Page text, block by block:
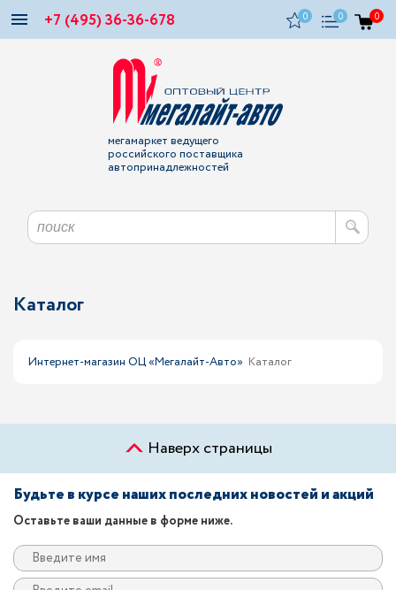
+7 (495) 36-36-678 0 0 0
мегамаркет ведущего
российского поставщика
автопринадлежностей
Каталог
Интернет-магазин ОЦ «Мегалайт-Авто» Каталог
Наверх страницы
Будьте в курсе наших последних новостей и акций
Оставьте ваши данные в форме ниже.